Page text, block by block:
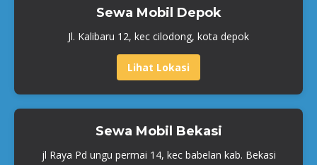
Sewa Mobil Depok
Jl. Kalibaru 12, kec cilodong, kota depok
Lihat Lokasi
Sewa Mobil Bekasi
jl Raya Pd ungu permai 14, kec babelan kab. Bekasi